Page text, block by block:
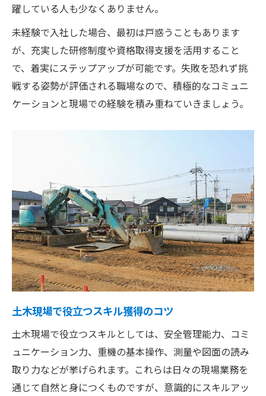
躍している人も少なくありません。
未経験で入社した場合、最初は戸惑うこともあります
が、充実した研修制度や資格取得支援を活用すること
で、着実にステップアップが可能です。失敗を恐れず挑
戦する姿勢が評価される職場なので、積極的なコミュニ
ケーションと現場での経験を積み重ねていきましょう。
土木現場で役立つスキル獲得のコツ
土木現場で役立つスキルとしては、安全管理能力、コミ
ュニケーション力、重機の基本操作、測量や図面の読み
取り力などが挙げられます。これらは日々の現場業務を
通じて自然と身につくものですが、意識的にスキルアッ